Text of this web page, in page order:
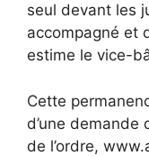
seul devant les
accompagné et
estime le vice-
Cette
d’une
de l’ordre,